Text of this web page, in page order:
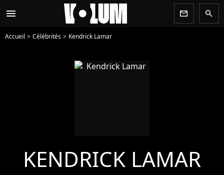
menu newsletter search
Accueil Célébrités Kendrick Lamar
KENDRICK LAMAR